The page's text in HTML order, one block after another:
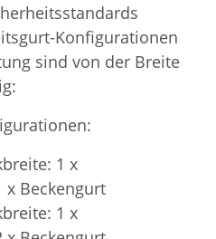
Konfigurationen
sind von der Breite
1 x
x Beckengurt
1 x